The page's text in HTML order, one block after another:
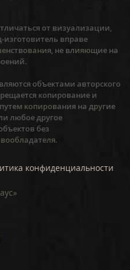
от визуализации,
изготовитель вправе
не влияющие на
объектами авторского
копирование и
копирования на другие
любое другое
без
конфиденциальности